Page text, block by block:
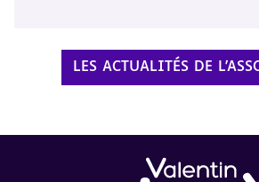
LES ACTUALITÉS DE